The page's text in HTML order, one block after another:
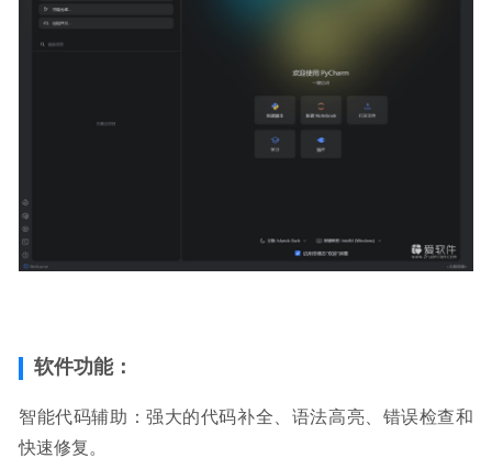
软件功能：
智能代码辅助：强大的代码补全、语法高亮、错误检查和
快速修复。